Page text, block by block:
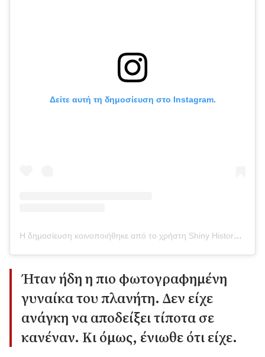
Δείτε αυτή τη δημοσίευση στο Instagram.
Η δημοσίευση κοινοποιήθηκε από το χρήστη Shiny History Gems (@shinyhistorygems)
Ήταν ήδη η πιο φωτογραφημένη
γυναίκα του πλανήτη. Δεν είχε
ανάγκη να αποδείξει τίποτα σε
κανέναν. Κι όμως, ένιωθε ότι είχε.